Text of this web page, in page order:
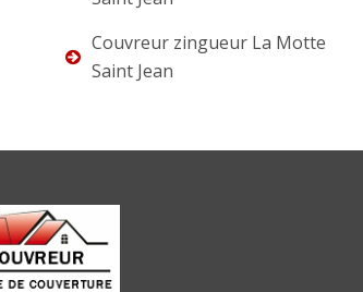
Couvreur zingueur La Motte
Saint Jean